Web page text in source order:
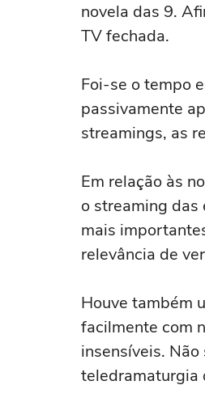
novela das 9.
TV fechada.
Foi-se o tempo
passivamente
streamings, as
Em relação às
o streaming das
mais
relevância de
Houve também
facilmente com
insensíveis.
teledramaturgia